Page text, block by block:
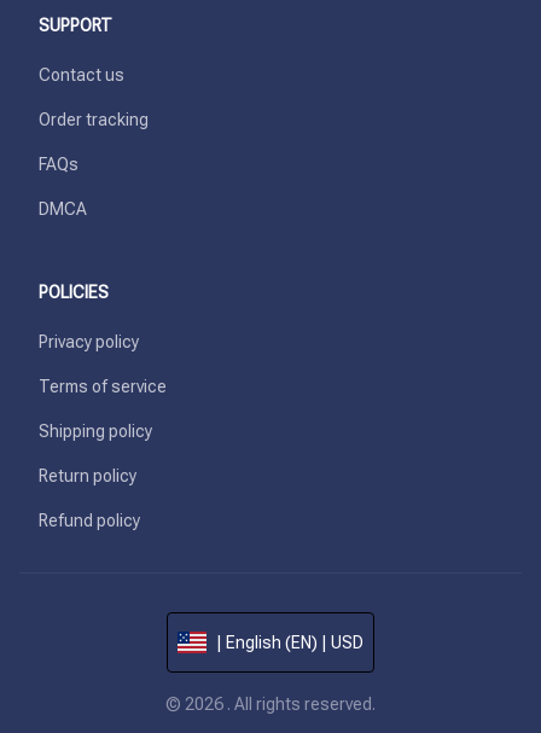
SUPPORT
Contact us
Order tracking
FAQs
DMCA
POLICIES
Privacy policy
Terms of service
Shipping policy
Return policy
Refund policy
| English (EN) | USD
© 2026 . All rights reserved.